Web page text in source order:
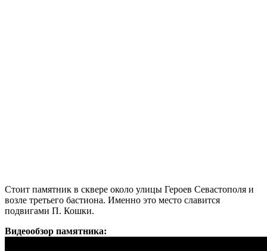
Стоит памятник в сквере около улицы Героев Севастополя и
возле третьего бастиона. Именно это место славится
подвигами П. Кошки.
Видеообзор памятника: